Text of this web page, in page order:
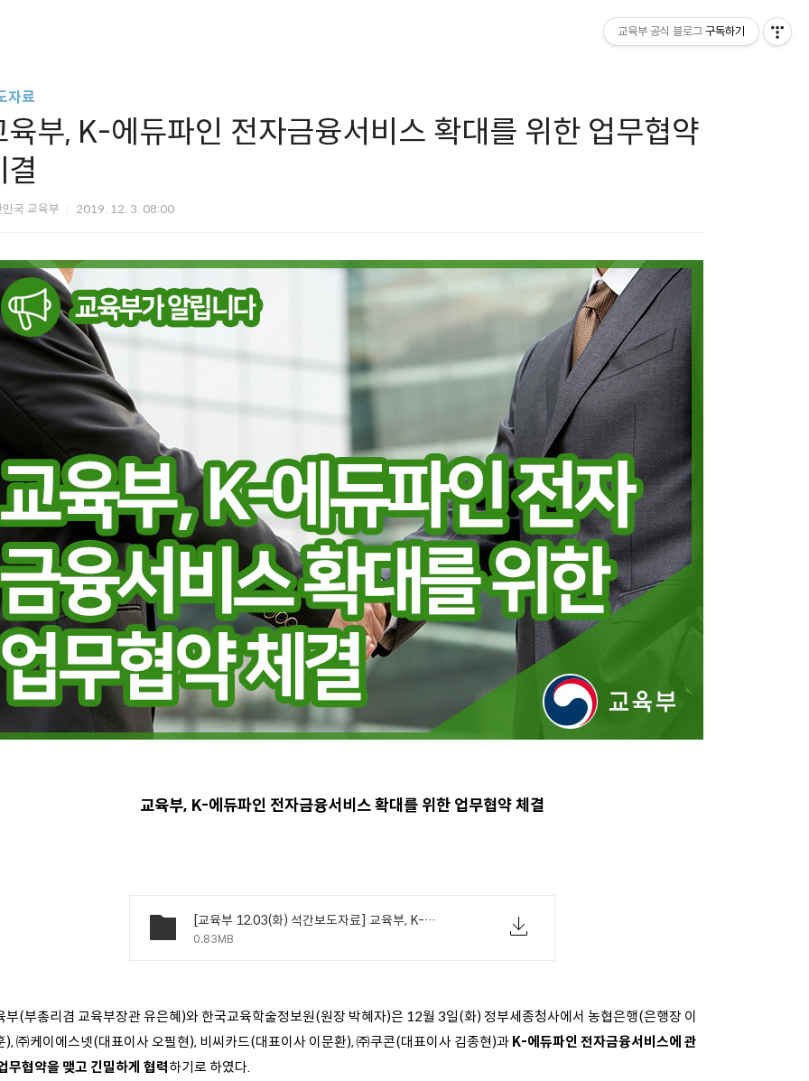
자료
육부, K-에듀파인 전자금융서비스 확대를 위한 업무협약
국 교육부 2019. 12. 3. 08:00
교육부, K-에듀파인 전자금융서비스 확대를 위한 업무협약 체결
[교육부 12.03(화) 석간보도자료] 교육부, K-에듀파인 전자금융서비스 확대를 위한 업무협약 체결.pdf
0.83MB
부(부총리겸 교육부장관 유은혜)와 한국교육학술정보원(원장 박혜자)은 12월 3일(화) 정부세종청사에서 농협은행(은행장 이
), ㈜케이에스넷(대표이사 오필현), 비씨카드(대표이사 이문환), ㈜쿠콘(대표이사 김종현)과 K-에듀파인 전자금융서비스에 관
무협약을 맺고 긴밀하게 협력하기로 하였다.
교육부 공식 블로그 구독하기